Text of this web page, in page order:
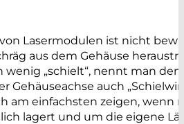
Lasermodulen ist nicht
aus dem Gehäuse
wenig „schielt“, nennt man den
Gehäuseachse auch
am einfachsten zeigen, wenn
lagert und um die eigene